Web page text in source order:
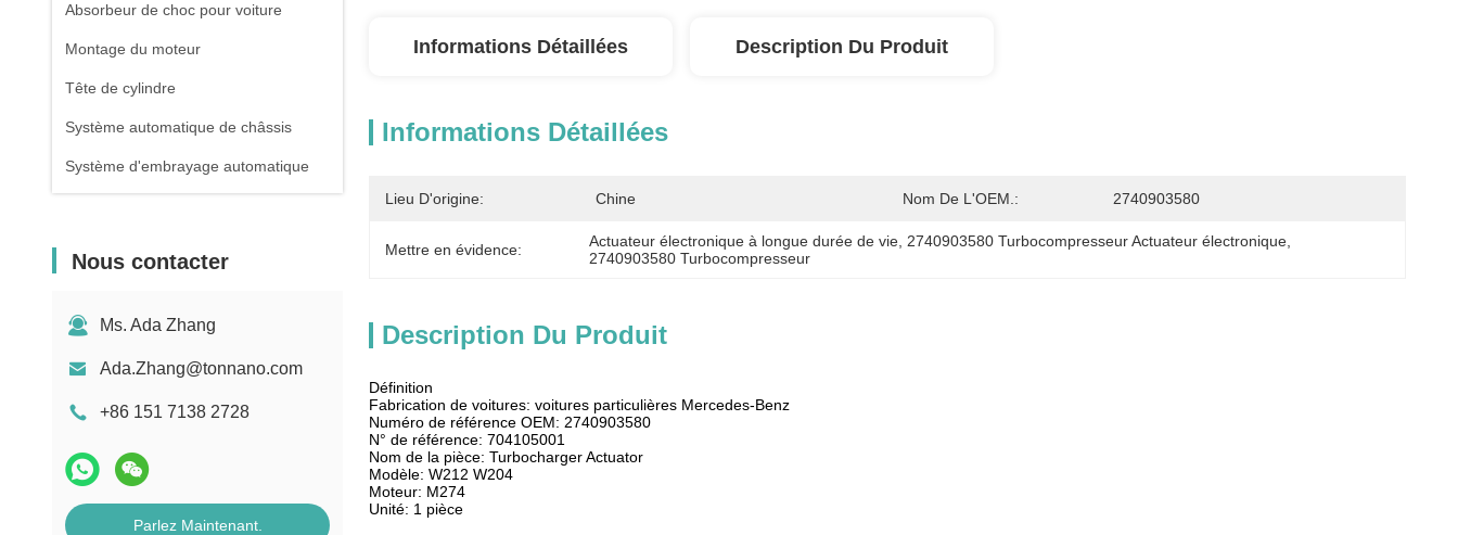
Absorbeur de choc pour voiture
Montage du moteur
Tête de cylindre
Système automatique de châssis
Système d'embrayage automatique
Nous contacter
Ms. Ada Zhang
Ada.Zhang@tonnano.com
+86 151 7138 2728
Parlez Maintenant.
Informations Détaillées Description Du Produit
Informations Détaillées
Lieu D'origine: Chine Nom De L'OEM.: 2740903580
Mettre en évidence: Actuateur électronique à longue durée de vie 2740903580 Turbocompresseur Actuateur électronique
2740903580 Turbocompresseur
Description Du Produit
Définition
Fabrication de voitures: voitures particulières Mercedes-Benz
Numéro de référence OEM: 2740903580
N° de référence: 704105001
Nom de la pièce: Turbocharger Actuator
Modèle: W212 W204
Moteur: M274
Unité: 1 pièce